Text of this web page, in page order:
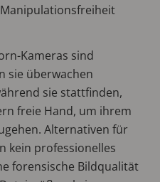
Kameras sind
sie überwachen
sie stattfinden,
freie Hand, um ihrem
Alternativen für
kein professionelles
forensische Bildqualität